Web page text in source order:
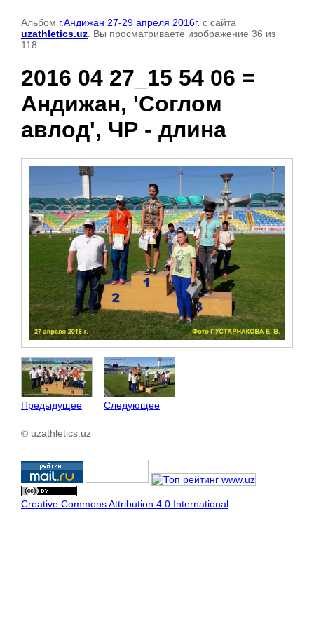
Альбом г.Андижан 27-29 апреля 2016г. с сайта
uzathletics.uz . Вы просматриваете изображение 36 из
118
2016 04 27_15 54 06 =
Андижан, 'Соглом
авлод', ЧР - длина
Предыдущее Следующее
© uzathletics.uz
Creative Commons Attribution 4.0 International